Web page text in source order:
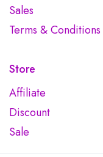
Sales
Terms & Conditions
Store
Affiliate
Discount
Sale